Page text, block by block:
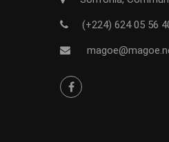
(+224) 624 05 56